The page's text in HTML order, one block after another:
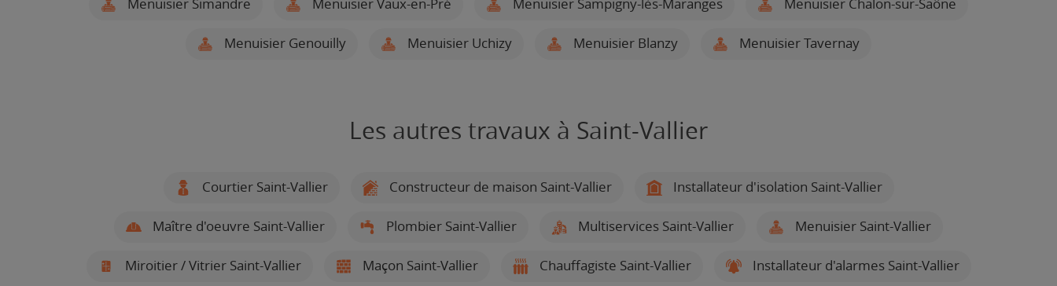
Menuisier Simandre Menuisier Vaux-en-Pré Menuisier Sampigny-lès-Maranges Menuisier Chalon-sur-Saône
Menuisier Genouilly Menuisier Uchizy Menuisier Blanzy Menuisier Tavernay
Les autres travaux à Saint-Vallier
Courtier Saint-Vallier Constructeur de maison Saint-Vallier Installateur d'isolation Saint-Vallier
Maître d'oeuvre Saint-Vallier Plombier Saint-Vallier Multiservices Saint-Vallier Menuisier Saint-Vallier
Miroitier / Vitrier Saint-Vallier Maçon Saint-Vallier Chauffagiste Saint-Vallier Installateur d'alarmes Saint-Vallier